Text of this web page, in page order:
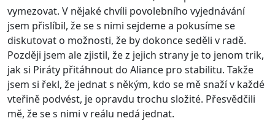
vymezovat. V nějaké chvíli povolebního vyjednávání
jsem přislíbil, že se s nimi sejdeme a pokusíme se
diskutovat o možnosti, že by dokonce seděli v radě.
Později jsem ale zjistil, že z jejich strany je to jenom trik,
jak si Piráty přitáhnout do Aliance pro stabilitu. Takže
jsem si řekl, že jednat s někým, kdo se mě snaží v každé
vteřině podvést, je opravdu trochu složité. Přesvědčili
mě, že se s nimi v reálu nedá jednat.